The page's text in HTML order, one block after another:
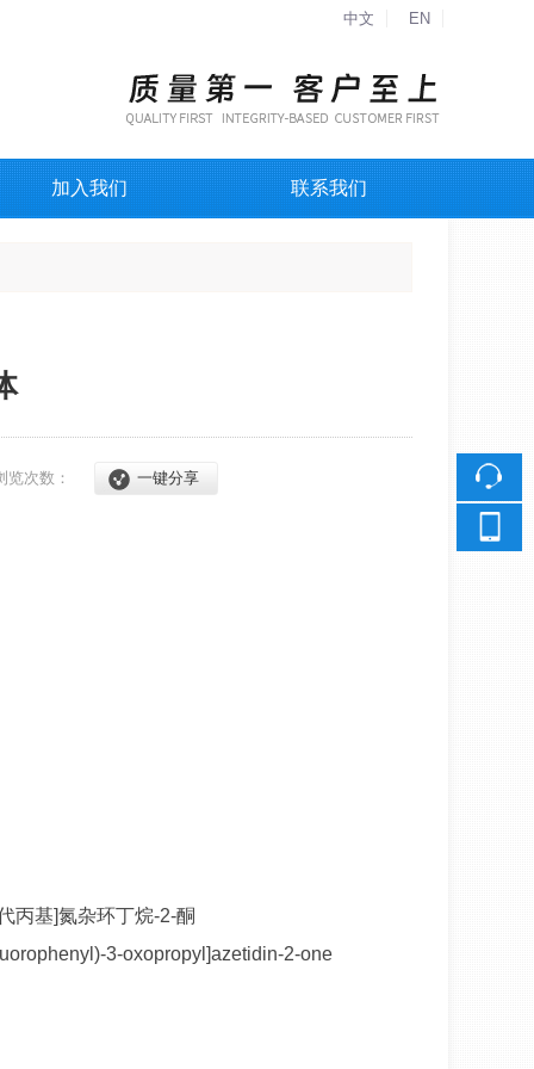
中文 EN
加入我们 联系我们
览次数： 一键分享
丙基]氮杂环丁烷-2-酮
3-oxopropyl]azetidin-2-one